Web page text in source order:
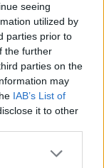
seeing
utilized by
parties prior to
the further
parties on the
may
IAB’s List of
it to other
more Google
με τοπικές